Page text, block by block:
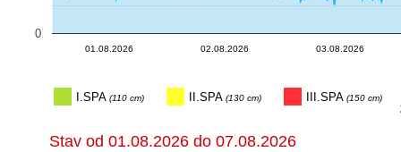
01.08.20…
01.08.20…
01.08.20… 02.08.20…02.08.20…
02.08.20…03.08.20… 03.08.20…03.08.20…
03.08.20…
0
01.08.2026 02.08.2026 03.08.2026
I.SPA (110 cm) II.SPA (130 cm) III.SPA (150 cm)
Stav od 01.08.2026 do 07.08.2026